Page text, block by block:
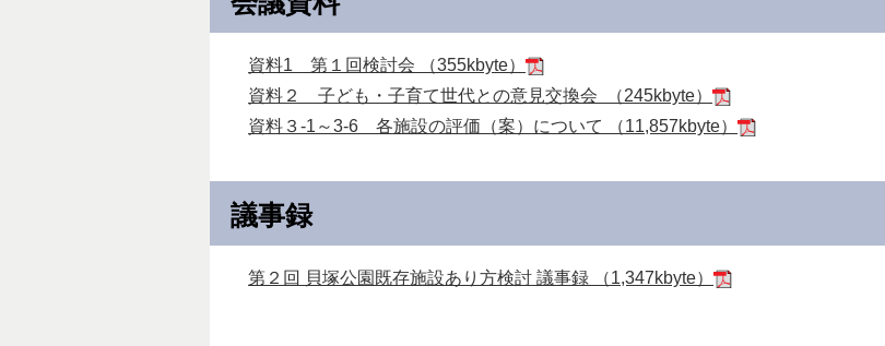
資料1 第１回検討会 （355kbyte）
資料２ 子ども・子育て世代との意見交換会 （245kbyte）
資料３-1～3-6 各施設の評価（案）について （11,857kbyte）
議事録
第２回 貝塚公園既存施設あり方検討 議事録 （1,347kbyte）